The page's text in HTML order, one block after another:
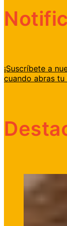
¡Suscríbete a
cuando abras tu